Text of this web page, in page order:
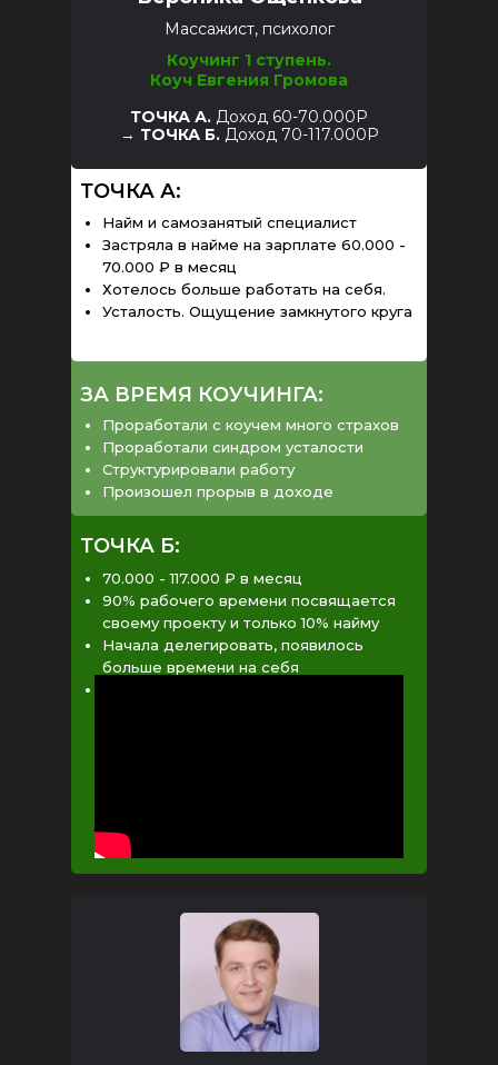
Массажист, психолог
Коучинг 1 ступень.
Коуч Евгения Громова
ТОЧКА А:
ЗА ВРЕМЯ КОУЧИНГА:
ТОЧКА Б:
Найм и самозанятый специалист
Застряла в найме на зарплате 60.000 -
70.000 ₽ в месяц
Хотелось больше работать на себя.
Усталость. Ощущение замкнутого круга
Проработали с коучем много страхов
Проработали синдром усталости
Структурировали работу
Произошел прорыв в доходе
70.000 - 117.000 ₽ в месяц
90% рабочего времени посвящается
своему проекту и только 10% найму
Начала делегировать, появилось
больше времени на себя
ТОЧКА А. Доход 60-70.000Р
→ ТОЧКА Б.Доход 70-117.000Р